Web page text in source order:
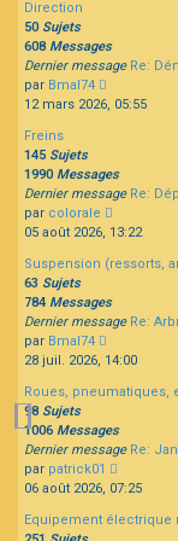
Direction
50 Sujets
608 Messages
Dernier message Re:
par Bmal74
le
12 mars 2026, 05:55
Freins
145 Sujets
1990Messages
Dernier message Re:
par colorale
le
message
05 août 2026, 13:22
Suspension (ressorts,
63 Sujets
784 Messages
Dernier message Re:
par Bmal74
le
message
28 juil. 2026, 14:00
Roues, pneumatiques,
98 Sujets
1006 Messages
Dernier message Re:
par patrick01
le
message
06 août 2026, 07:25
Equipement électrique